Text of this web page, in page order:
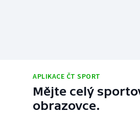
APLIKACE ČT SPORT
Mějte celý
obrazovce.